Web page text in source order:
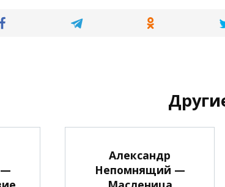
—
Александр
Непомнящий —